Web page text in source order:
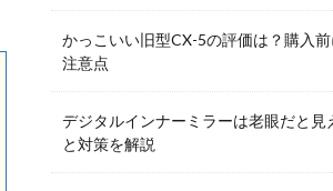
かっこいい旧型CX-5の評価は？購入前
注意点
デジタルインナーミラーは老眼だと見
と対策を解説